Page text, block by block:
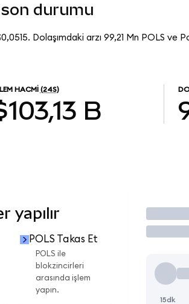
durumu
Dolaşımdaki arzı 99,21 Mn POLS
HACMI (24S)
B
yapılır
POLS Takas Et
POLS ile
blokzincirleri
arasında işlem
yapın.
İşlem
15dk